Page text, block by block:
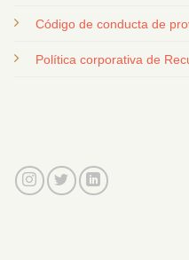
Código de conducta de
Política corporativa de